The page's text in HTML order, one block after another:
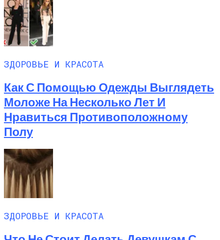
ЗДОРОВЬЕ И КРАСОТА
Как С Помощью Одежды Выглядеть
Моложе На Несколько Лет И
Нравиться Противоположному
Полу
ЗДОРОВЬЕ И КРАСОТА